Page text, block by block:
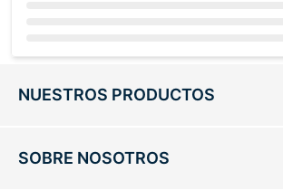
Loading...
NUESTROS PRODUCTOS
SOBRE NOSOTROS